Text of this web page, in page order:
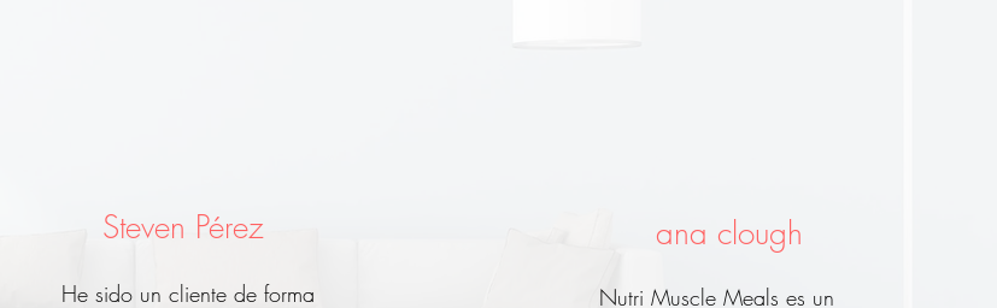
Steven Pérez
He sido un cliente de forma
ana clough
Nutri Muscle Meals es un